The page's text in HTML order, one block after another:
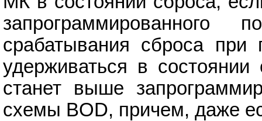
срабатывания сброса
удерживаться в
станет выше
схемы BOD, причем, даже